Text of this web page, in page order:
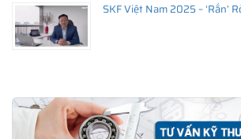
SKF Việt Nam 2025 – ‘Rắn’